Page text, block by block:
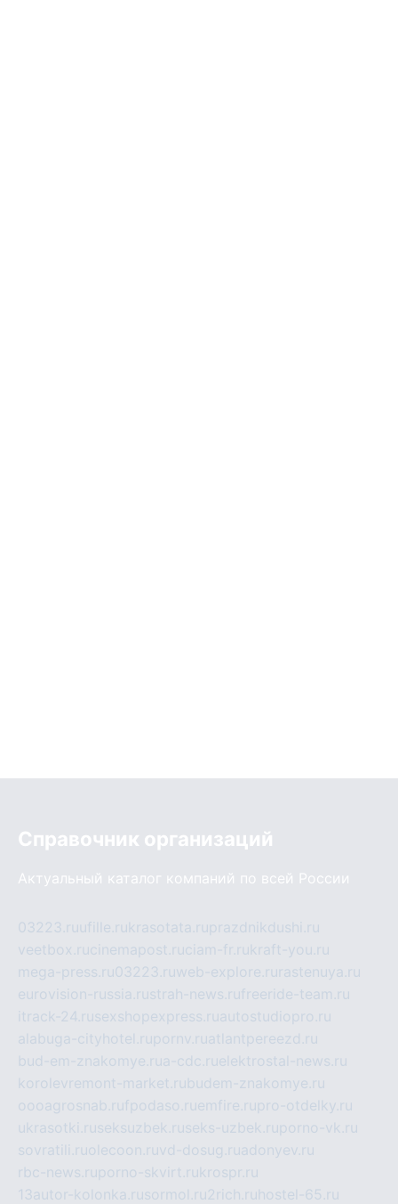
Справочник организаций
Актуальный каталог компаний по всей России
03223.ruufille.rukrasotata.ruprazdnikdushi.ru
veetbox.rucinemapost.ruciam-fr.rukraft-you.ru
mega-press.ru03223.ruweb-explore.ru rastenuya.ru
eurovision-russia.rustrah-news.rufreeride-team.ru
itrack-24.rusexshopexpress.ruautostudiopro.ru
alabuga-cityhotel.rupornv.ruatlantpereezd.ru
bud-em-znakomye.rua-cdc.ruelektrostal-news.ru
korolevremont-market.rubudem-znakomye.ru
oooagrosnab.rufpodaso.ruemfire.rupro-otdelky.ru
ukrasotki.ruseksuzbek.ruseks-uzbek.ruporno-vk.ru
sovratili.ruolecoon.ruvd-dosug.ruadonyev.ru
rbc-news.ruporno-skvirt.rukrospr.ru
13autor-kolonka.rusormol.ru2rich.ru hostel-65.ru